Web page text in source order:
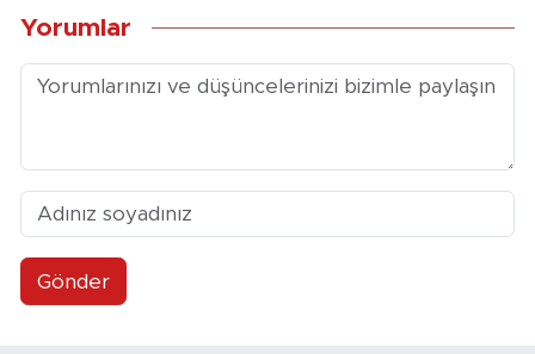
Yorumlar
Gönder